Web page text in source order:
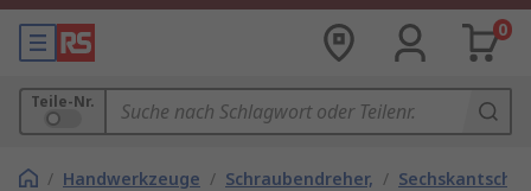
0
Teile-Nr.
/ Handwerkzeuge / Schraubendreher, /